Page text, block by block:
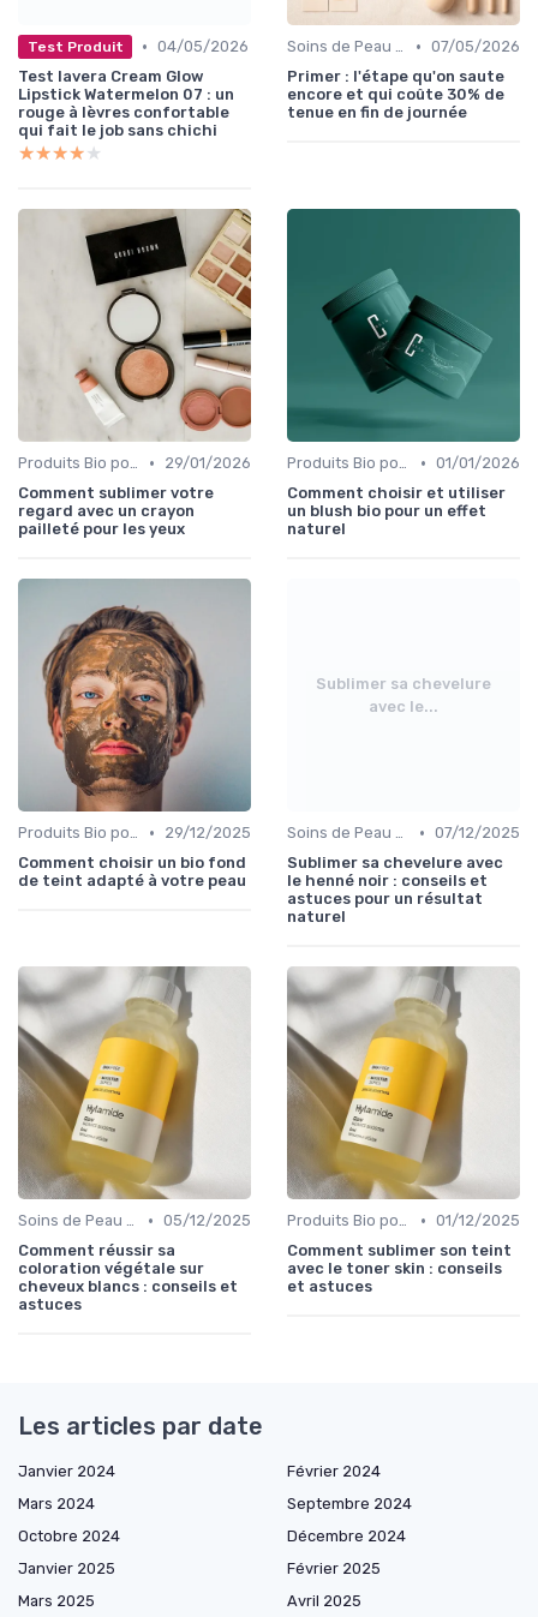
Test Produit • 04/05/2026
Test lavera Cream Glow
Lipstick Watermelon 07 : un
rouge à lèvres confortable
qui fait le job sans chichi
★★★★★
★★★★★
Soins de Peau Bio et Pré-Maquillage • 07/05/2026
Primer : l'étape qu'on saute
encore et qui coûte 30% de
tenue en fin de journée
Produits Bio pour les Yeux •
29/01/2026
Comment sublimer votre
regard avec un crayon
pailleté pour les yeux
Produits Bio pour les Joues • 01/01/2026
Comment choisir et utiliser
un blush bio pour un effet
naturel
Produits Bio pour le Teint •
29/12/2025
Comment choisir un bio fond
de teint adapté à votre peau
Sublimer sa chevelure
avec le...
Soins de Peau Bio et Pré-Maquillage • 07/12/2025
Sublimer sa chevelure avec
le henné noir : conseils et
astuces pour un résultat
naturel
Soins de Peau Bio et Pré-Maquillage • 05/12/2025
Comment réussir sa
coloration végétale sur
cheveux blancs : conseils et
astuces
Produits Bio pour le Teint • 01/12/2025
Comment sublimer son teint
avec le toner skin : conseils
et astuces
Les articles par date
Janvier 2024
Février 2024
Mars 2024
Septembre 2024
Octobre 2024
Décembre 2024
Janvier 2025
Février 2025
Mars 2025
Avril 2025